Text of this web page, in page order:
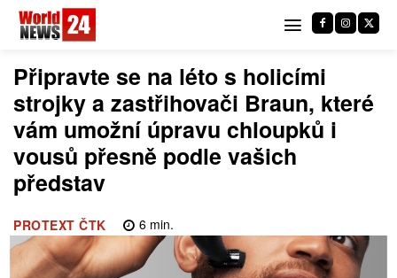
Připravte se na léto s holicími
strojky a zastřihovači Braun, které
vám umožní úpravu chloupků i
vousů přesně podle vašich
představ
PROTEXT ČTK 6min.